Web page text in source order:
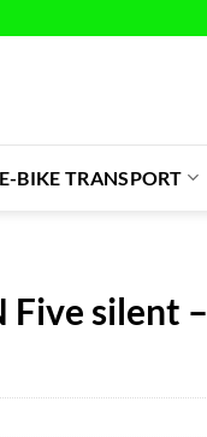
E-BIKE TRANSPORT
Five silent